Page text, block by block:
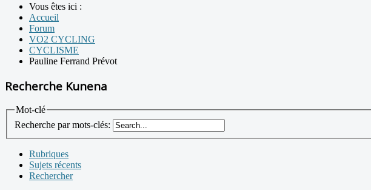
Vous êtes ici :
Accueil
Forum
VO2 CYCLING
CYCLISME
Pauline Ferrand Prévot
Recherche Kunena
Mot-clé
Recherche par mots-clés:
Rubriques
Sujets récents
Rechercher